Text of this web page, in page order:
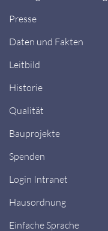
Presse
Daten und Fakten
Leitbild
Historie
Qualität
Bauprojekte
Spenden
Login Intranet
Hausordnung
Einfache Sprache